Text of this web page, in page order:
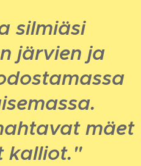
silmiäsi
järvien ja
mäet
kalliot."